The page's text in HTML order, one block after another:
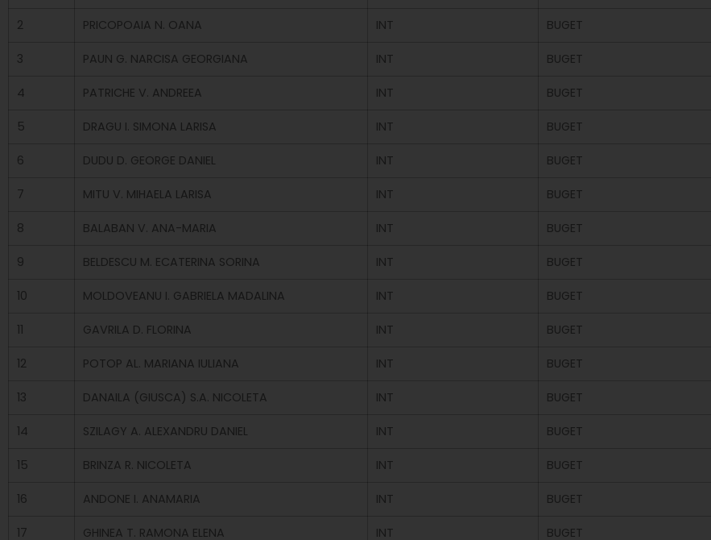
2 PRICOPOAIA N. OANA INT BUGET
3 PAUN G. NARCISA GEORGIANA INT BUGET
4 PATRICHE V. ANDREEA INT BUGET
5 DRAGU I. SIMONA LARISA INT BUGET
6 DUDU D. GEORGE DANIEL INT BUGET
7 MITU V. MIHAELA LARISA INT BUGET
8 BALABAN V. ANA-MARIA INT BUGET
9 BELDESCU M. ECATERINA SORINA INT BUGET
10 MOLDOVEANU I. GABRIELA MADALINA INT BUGET
11 GAVRILA D. FLORINA INT BUGET
12 POTOP AL. MARIANA IULIANA INT BUGET
13 DANAILA (GIUSCA) S.A. NICOLETA INT BUGET
14 SZILAGY A. ALEXANDRU DANIEL INT BUGET
15 BRINZA R. NICOLETA INT BUGET
16 ANDONE I. ANAMARIA INT BUGET
17 GHINEA T. RAMONA ELENA INT BUGET